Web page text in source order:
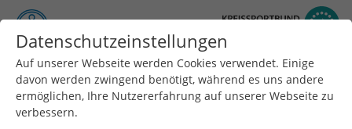
Menü
Datenschutzeinstellungen
Auf unserer Webseite werden Cookies verwendet. Einige
davon werden zwingend benötigt, während es uns andere
ermöglichen, Ihre Nutzererfahrung auf unserer Webseite zu
verbessern.